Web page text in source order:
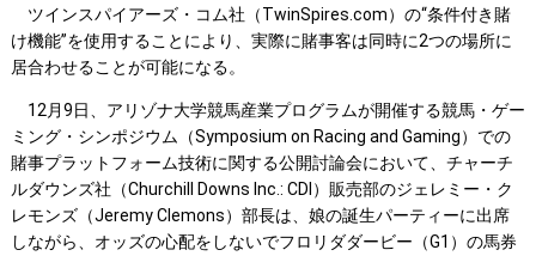
ツインスパイアーズ・コム社（TwinSpires.com）の“条件付き賭
け機能”を使用することにより、実際に賭事客は同時に2つの場所に
居合わせることが可能になる。
12月9日、アリゾナ大学競馬産業プログラムが開催する競馬・ゲー
ミング・シンポジウム（Symposium on Racing and Gaming）での
賭事プラットフォーム技術に関する公開討論会において、チャーチ
ルダウンズ社（Churchill Downs Inc.: CDI）販売部のジェレミー・ク
レモンズ（Jeremy Clemons）部長は、娘の誕生パーティーに出席
しながら、オッズの心配をしないでフロリダダービー（G1）の馬券